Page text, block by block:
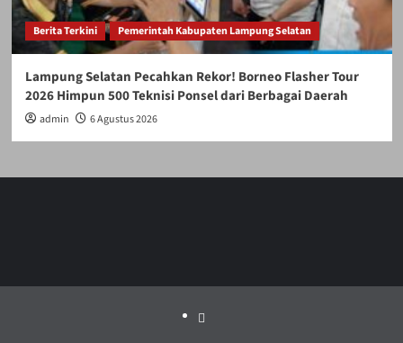
Berita Terkini Pemerintah Kabupaten Lampung Selatan
Lampung Selatan Pecahkan Rekor! Borneo Flasher Tour
2026 Himpun 500 Teknisi Ponsel dari Berbagai Daerah
admin 6 Agustus 2026
Politik